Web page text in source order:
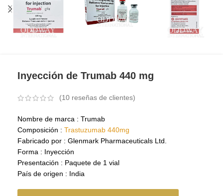
Inyección de Trumab 440 mg
(10 reseñas de clientes)
Nombre de marca : Trumab
Composición : Trastuzumab 440mg
Fabricado por : Glenmark Pharmaceuticals Ltd.
Forma : Inyección
Presentación : Paquete de 1 vial
País de origen : India